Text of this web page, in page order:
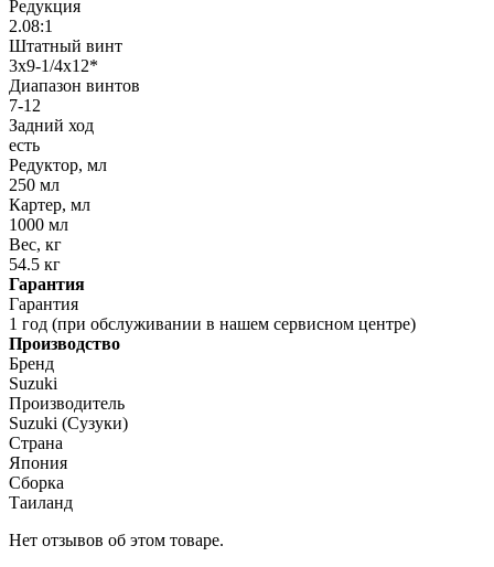
Редукция
2.08:1
Штатный винт
3х9-1/4х12*
Диапазон винтов
7-12
Задний ход
есть
Редуктор, мл
250 мл
Картер, мл
1000 мл
Вес, кг
54.5 кг
Гарантия
Гарантия
1 год (при обслуживании в нашем сервисном центре)
Производство
Бренд
Suzuki
Производитель
Suzuki (Сузуки)
Страна
Япония
Сборка
Таиланд
Нет отзывов об этом товаре.